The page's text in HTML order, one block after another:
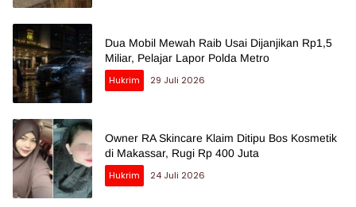
Dua Mobil Mewah Raib Usai Dijanjikan Rp1,5
Miliar, Pelajar Lapor Polda Metro
Hukrim
29 Juli 2026
Owner RA Skincare Klaim Ditipu Bos Kosmetik
di Makassar, Rugi Rp 400 Juta
Hukrim
24 Juli 2026